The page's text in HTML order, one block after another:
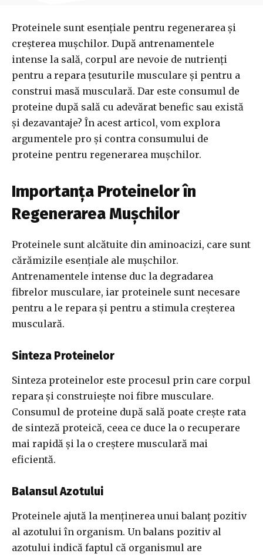
Proteinele sunt esențiale pentru regenerarea și
creșterea mușchilor. După antrenamentele
intense la sală, corpul are nevoie de nutrienți
pentru a repara țesuturile musculare și pentru a
construi masă musculară. Dar este consumul de
proteine după sală cu adevărat benefic sau există
și dezavantaje? În acest articol, vom explora
argumentele pro și contra consumului de
proteine pentru regenerarea mușchilor.
Importanța Proteinelor în
Regenerarea Mușchilor
Proteinele sunt alcătuite din aminoacizi, care sunt
cărămizile esențiale ale mușchilor.
Antrenamentele intense duc la degradarea
fibrelor musculare, iar proteinele sunt necesare
pentru a le repara și pentru a stimula creșterea
musculară.
Sinteza Proteinelor
Sinteza proteinelor este procesul prin care corpul
repara și construiește noi fibre musculare.
Consumul de proteine după sală poate crește rata
de sinteză proteică, ceea ce duce la o recuperare
mai rapidă și la o creștere musculară mai
eficientă.
Balansul Azotului
Proteinele ajută la menținerea unui balanț pozitiv
al azotului în organism. Un balans pozitiv al
azotului indică faptul că organismul are